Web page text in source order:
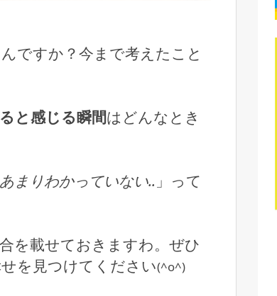
ですか？今まで考えたこと
と感じる瞬間はどんなとき
まりわかっていない.. 」って
を載せておきますわ。ぜひ
を見つけてください(^o^)